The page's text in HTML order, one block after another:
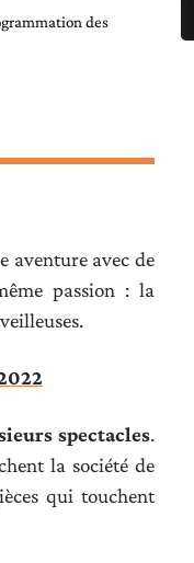
des
aventure avec de
passion : la
spectacles.
la société de
qui touchent